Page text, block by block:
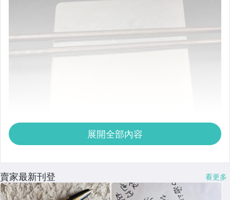
展開全部內容
賣家最新刊登 看更多